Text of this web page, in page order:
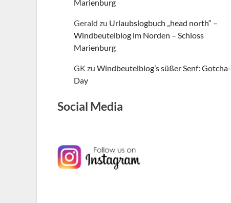
Marienburg
Gerald zu Urlaubslogbuch „head north“ –
Windbeutelblog im Norden – Schloss
Marienburg
GK zu Windbeutelblog’s süßer Senf: Gotcha-
Day
Social Media